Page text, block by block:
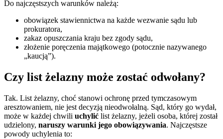
Do najczęstszych warunków należą:
obowiązek stawiennictwa na każde wezwanie sądu lub
prokuratora,
zakaz opuszczania kraju bez zgody sądu,
złożenie poręczenia majątkowego (potocznie nazywanego
„kaucją”).
Czy list żelazny może zostać odwołany?
Tak. List żelazny, choć stanowi ochronę przed tymczasowym
aresztowaniem, nie jest decyzją nieodwołalną. Sąd, który go wydał,
może w każdej chwili uchylić list żelazny, jeżeli osoba, której został
udzielony, naruszy warunki jego obowiązywania. Najczęstsze
powody uchylenia to: